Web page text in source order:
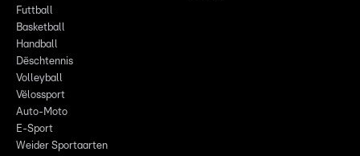
Futtball
Basketball
Handball
Dëschtennis
Volleyball
Vëlossport
Auto-Moto
E-Sport
Weider Sportaarten